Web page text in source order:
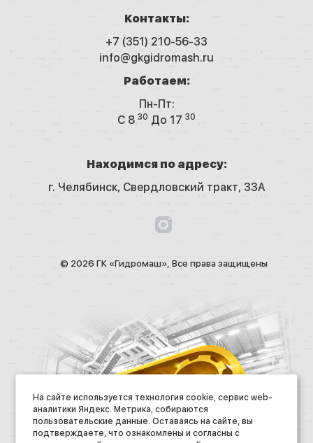
Контакты:
+7 (351) 210-56-33
info@gkgidromash.ru
Работаем:
Пн-Пт:
C 8 30 До 17 30
Находимся по адресу:
г. Челябинск, Свердловский тракт, 33А
© 2026 ГК «Гидромаш», Все права защищены
На сайте используется технология cookie, сервис web-
аналитики Яндекс. Метрика, собираются
пользовательские данные. Оставаясь на сайте, вы
подтверждаете, что ознакомлены и согласны с